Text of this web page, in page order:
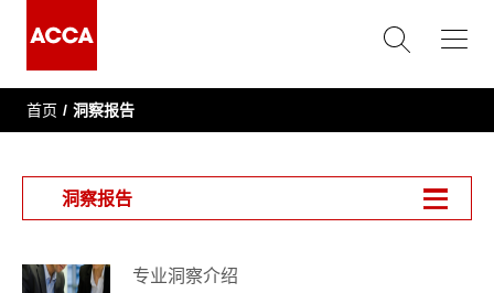
首页 洞察报告
洞察报告
专业洞察介绍